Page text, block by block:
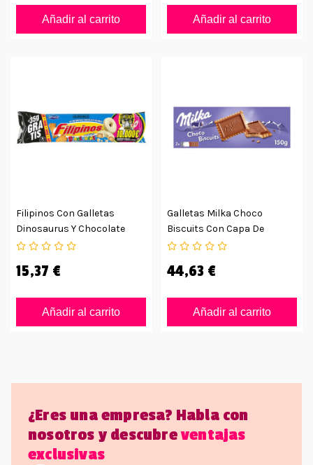
Añadir al carrito Añadir al carrito
Filipinos Con Galletas
Dinosaurus Y Chocolate
Blanco - Pack De 12uds
15,37 €
Añadir al carrito
Galletas Milka Choco
Biscuits Con Capa De
Hocolate, Pack De 14ud De
44,63 €
Añadir al carrito
¿Eres una empresa? Habla con
nosotros y descubreventajas
exclusivas